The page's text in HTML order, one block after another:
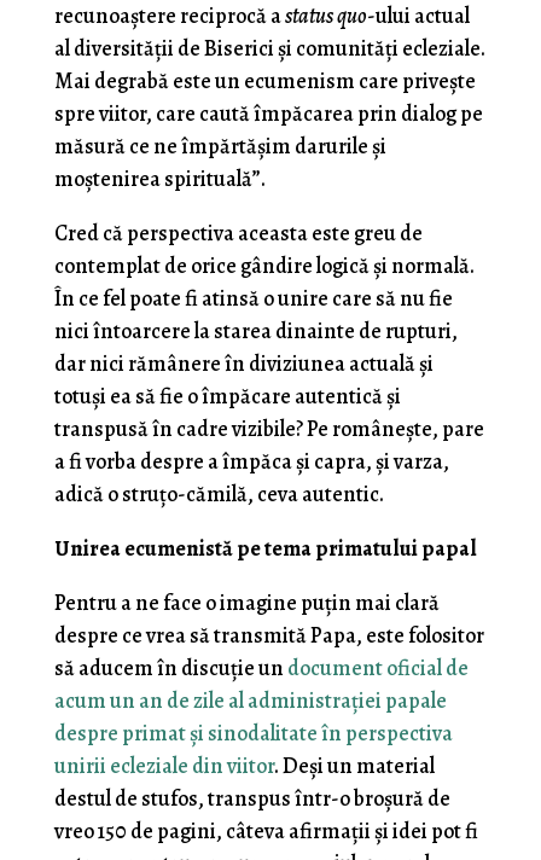
recunoaștere reciprocă astatus quo-ului actual
al diversității de Biserici și comunități ecleziale.
Mai degrabă este un ecumenism care privește
spre viitor, care caută împăcarea prin dialog pe
măsură ce ne împărtășim darurile și
moștenirea spirituală”.
Cred că perspectiva aceasta este greu de
contemplat de orice gândire logică și normală.
În ce fel poate fi atinsă o unire care să nu fie
nici întoarcere la starea dinainte de rupturi,
dar nici rămânere în diviziunea actuală și
totuși ea să fie o împăcare autentică și
transpusă în cadre vizibile? Pe românește, pare
a fi vorba despre a împăca și capra, și varza,
adică o struțo-cămilă, ceva autentic.
Unirea ecumenistă pe tema primatului papal
Pentru a ne face o imagine puțin mai clară
despre ce vrea să transmită Papa, este folositor
să aducem în discuție un document oficial de
acum un an de zile al administrației papale
despre primat și sinodalitate în perspectiva
unirii ecleziale din viitor. Deși un material
destul de stufos, transpus într-o broșură de
vreo 150 de pagini, câteva afirmații și idei pot fi